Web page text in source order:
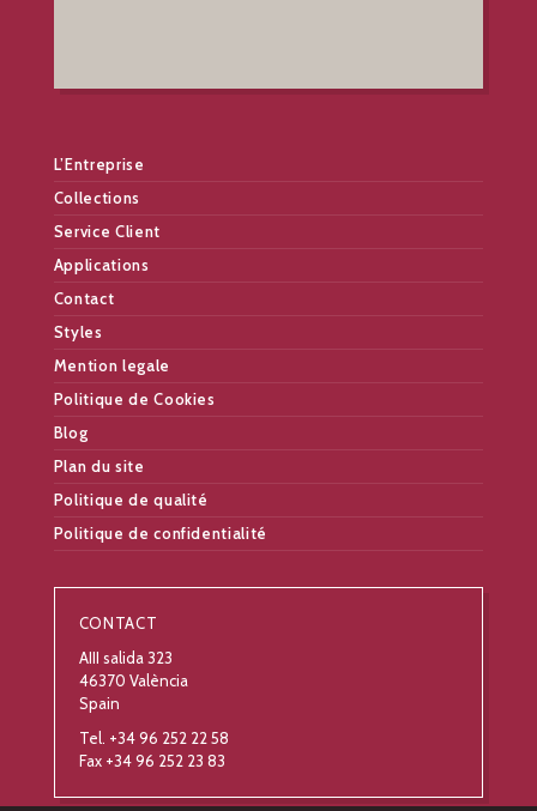
L’Entreprise
Collections
Service Client
Applications
Contact
Styles
Mention legale
Politique de Cookies
Blog
Plan du site
Politique de qualité
Politique de confidentialité
CONTACT
AIII salida 323
46370 València
Spain
Tel. +34 96 252 22 58
Fax +34 96 252 23 83